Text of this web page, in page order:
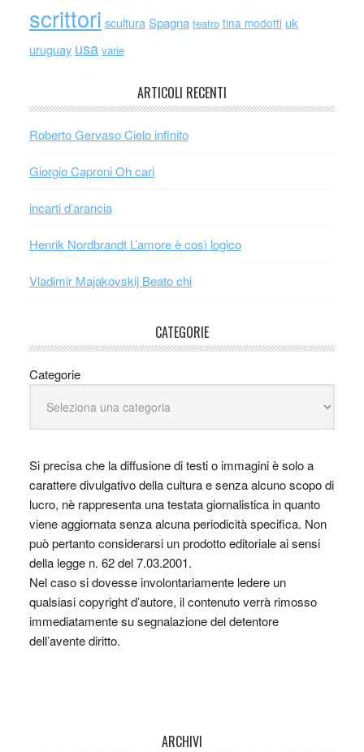
scrittori scultura Spagna teatro tina modotti uk
uruguay usa varie
ARTICOLI RECENTI
Roberto Gervaso Cielo infinito
Giorgio Caproni Oh cari
incarti d’arancia
Henrik Nordbrandt L’amore è così logico
Vladimir Majakovskij Beato chi
CATEGORIE
Categorie
Si precisa che la diffusione di testi o immagini è solo a
carattere divulgativo della cultura e senza alcuno scopo di
lucro, nè rappresenta una testata giornalistica in quanto
viene aggiornata senza alcuna periodicità specifica. Non
può pertanto considerarsi un prodotto editoriale ai sensi
della legge n. 62 del 7.03.2001.
Nel caso si dovesse involontariamente ledere un
qualsiasi copyright d’autore, il contenuto verrà rimosso
immediatamente su segnalazione del detentore
dell’avente diritto.
ARCHIVI